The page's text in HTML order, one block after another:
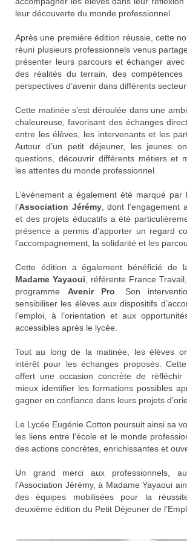
leur découverte du monde professionnel.
Après une première édition réussie, cette
réuni plusieurs professionnels venus
présenter leurs parcours et échanger
des réalités du terrain, des
perspectives d’avenir dans différents
Cette matinée s’est déroulée dans une
chaleureuse, favorisant des échanges
entre les élèves, les intervenants et les
Autour d’un petit déjeuner, les jeunes
questions, découvrir différents métiers et
les attentes du monde professionnel.
L’événement a également été marqué par
l’Association Jérémy, dont l’engagement
et des projets éducatifs a été
présence a permis d’apporter un regard
l’accompagnement, la solidarité et les
Cette édition a également bénéficié de
Madame Yayaoui , référente France Travail
programme Avenir Pro . Son
sensibiliser les élèves aux dispositifs
l’emploi, à l’orientation et aux
accessibles après le lycée.
Tout au long de la matinée, les élèves
intérêt pour les échanges proposés.
offert une occasion concrète de
mieux identifier les formations possibles
gagner en confiance dans leurs projets
Le Lycée Eugénie Cotton poursuit ainsi sa
les liens entre l’école et le monde
des actions concrètes, enrichissantes et
Un grand merci aux professionnels,
l’Association Jérémy, à Madame Yayaoui
des équipes mobilisées pour la
deuxième édition du Petit Déjeuner de